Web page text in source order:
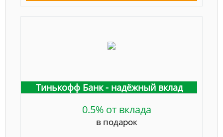
Тинькофф Банк - надёжный вклад
0.5% от вклада
в подарок